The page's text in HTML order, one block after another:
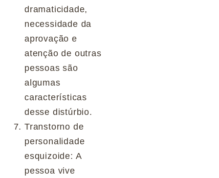
dramaticidade,
necessidade da
aprovação e
atenção de outras
pessoas são
algumas
características
desse distúrbio.
Transtorno de
personalidade
esquizoide: A
pessoa vive